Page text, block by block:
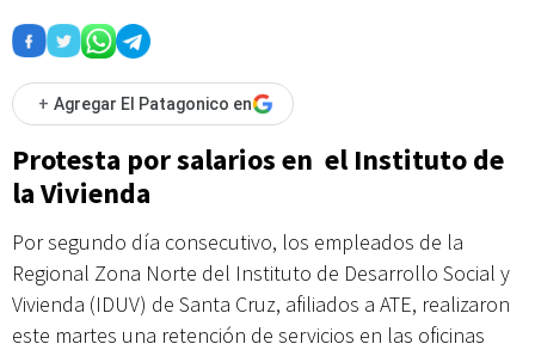
+ Agregar El Patagonico en
Protesta por salarios en el Instituto de
la Vivienda
Por segundo día consecutivo, los empleados de la
Regional Zona Norte del Instituto de Desarrollo Social y
Vivienda (IDUV) de Santa Cruz, afiliados a ATE, realizaron
este martes una retención de servicios en las oficinas